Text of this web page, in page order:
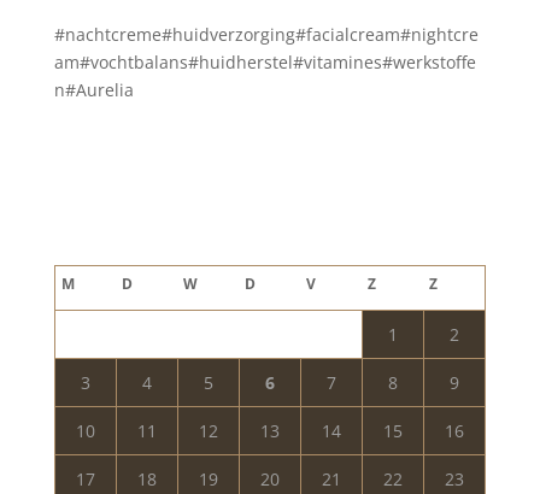
#nachtcreme#huidverzorging#facialcream#nightcre
am#vochtbalans#huidherstel#vitamines#werkstoffe
n#Aurelia
M D W D V Z Z
1 2
3 4 5 6 7 8 9
10 11 12 13 14 15 16
17 18 19 20 21 22 23